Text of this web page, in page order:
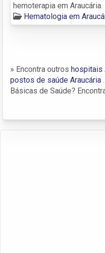
hemoterapia em Araucária.
Hematologia em
» Encontra outros hospitais
postos de saúde Araucária
Básicas de Saúde?